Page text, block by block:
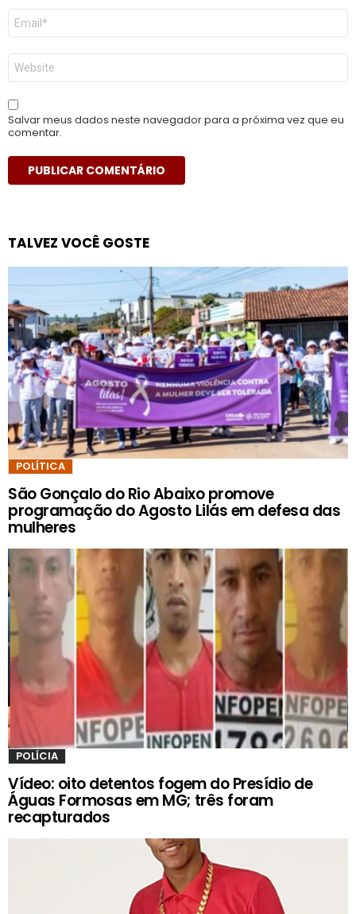
E-
mail
*
Site
Salvar meus dados neste navegador para a próxima vez que eu
comentar.
TALVEZ VOCÊ GOSTE
POLÍTICA
São Gonçalo do Rio Abaixo promove
programação do Agosto Lilás em defesa das
mulheres
POLÍCIA
Vídeo: oito detentos fogem do Presídio de
Águas Formosas em MG; três foram
recapturados